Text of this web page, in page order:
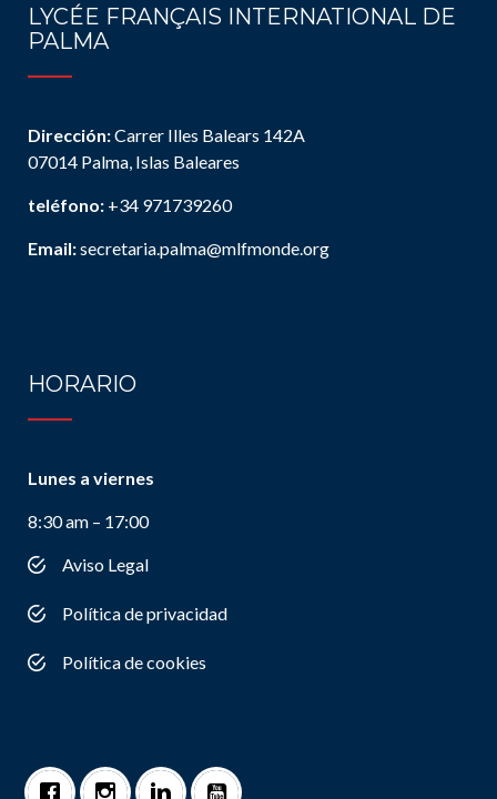
LYCÉE FRANÇAIS INTERNATIONAL DE
PALMA
Dirección:Carrer Illes Balears 142A
07014 Palma, Islas Baleares
teléfono: +34 971739260
Email:secretaria.palma@mlfmonde.org
HORARIO
Lunes a viernes
8:30 am – 17:00
Aviso Legal
Política de privacidad
Política de cookies